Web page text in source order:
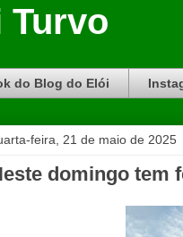
Turvo
do Blog do Elói
feira, 21 de maio de 2025
domingo tem